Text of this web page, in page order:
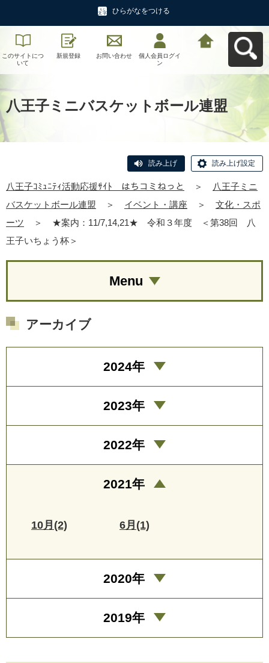
ひらがなをつける
このサイトにつ
いて
新規登録 お問い合わせ
個人会員ログイ
ン
八王子ミニバスケットボール連盟
読み上げ 読み上げ設定
八王子ｺﾐｭﾆﾃｨ活動応援ｻｲﾄ はちコミねっと ＞
八王子ミニ
バスケットボール連盟
＞ イベント・講座 ＞
文化・スポ
ーツ
＞
★案内：11/7,14,21★ 令和３年度 ＜第38回 八
王子いちょう杯＞
Menu
アーカイブ
2024年
2023年
2022年
2021年
10月(2) 6月(1)
2020年
2019年